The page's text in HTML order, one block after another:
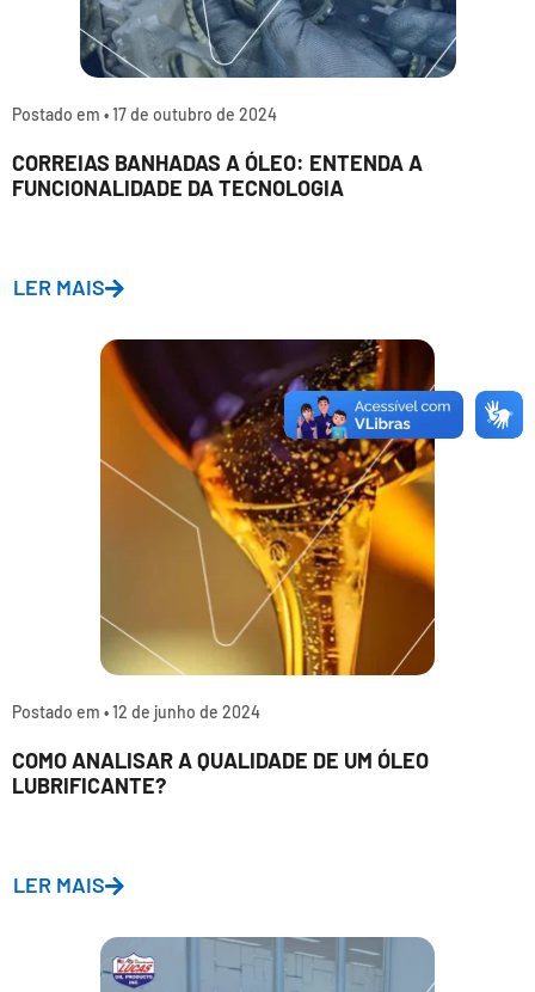
Postado em •17 de outubro de 2024
CORREIAS BANHADAS A ÓLEO: ENTENDA A
FUNCIONALIDADE DA TECNOLOGIA
LER MAIS
Postado em •12 de junho de 2024
COMO ANALISAR A QUALIDADE DE UM ÓLEO
LUBRIFICANTE?
LER MAIS